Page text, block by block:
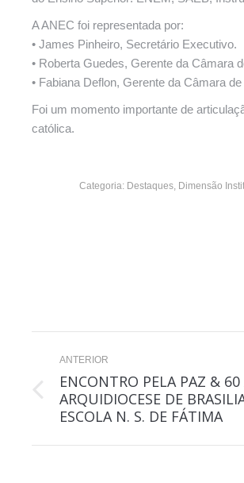
A ANEC foi representada por:
• James Pinheiro, Secretário Executivo.
• Roberta Guedes, Gerente da Câmara
• Fabiana Deflon, Gerente da Câmara
Foi um momento importante de
católica.
Categoria: Destaques, Dimensão
Navegação
de
post:
ANTERIOR
Post
anterior:
ENCONTRO PELA PAZ &
ARQUIDIOCESE DE
ESCOLA N. S. DE FÁTIMA